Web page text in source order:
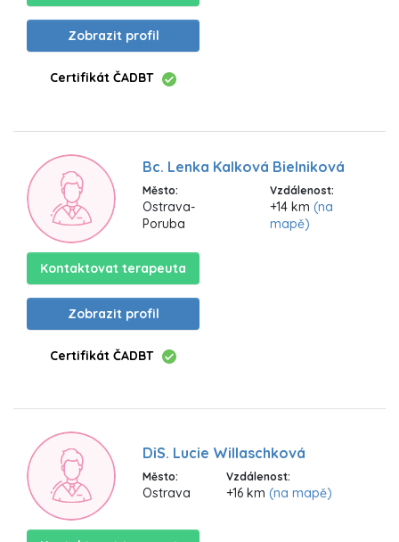
Zobrazit profil
Certifikát ČADBT
Bc. Lenka Kalková Bielniková
Město:
Ostrava-
Poruba
Vzdálenost:
+14 km (na
mapě)
Kontaktovat terapeuta
Zobrazit profil
Certifikát ČADBT
DiS. Lucie Willaschková
Město:
Ostrava
Vzdálenost:
+16 km (na mapě)